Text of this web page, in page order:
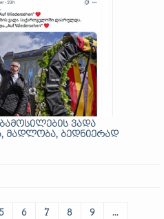
ვადა
მადლობა, ბედნიერად
6 7 8 9 ...